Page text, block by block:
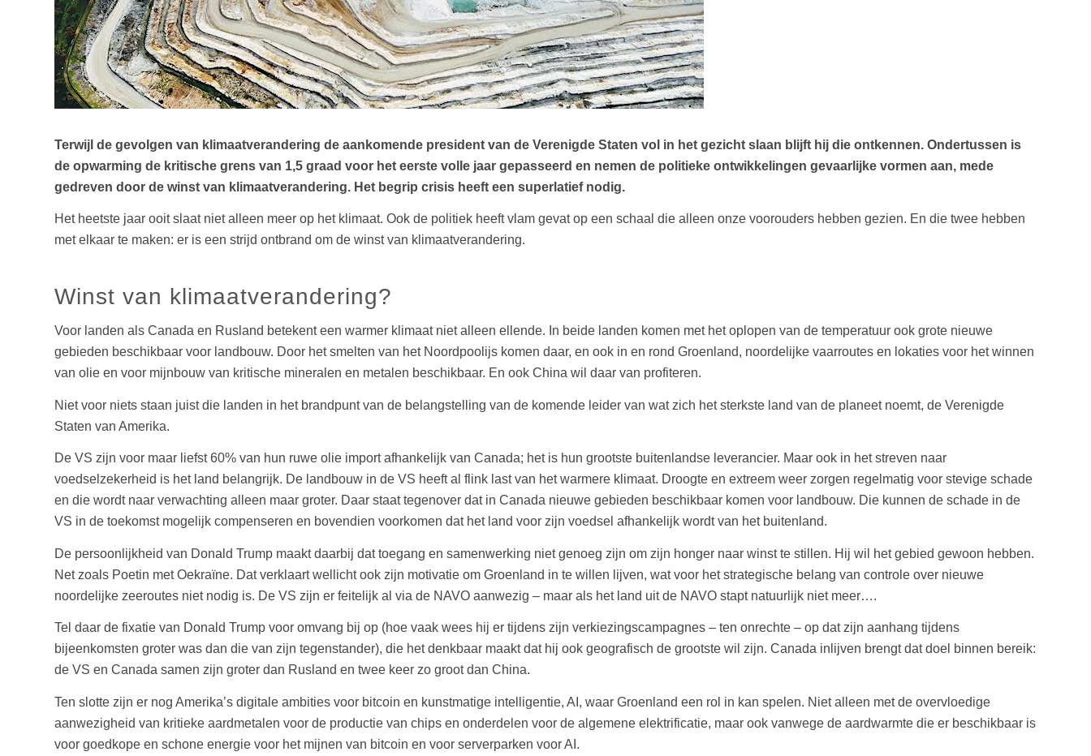
Terwijl de gevolgen van klimaatverandering de aankomende president van de Verenigde Staten vol in het gezicht slaan blijft hij die ontkennen. Ondertussen is
de opwarming de kritische grens van 1,5 graad voor het eerste volle jaar gepasseerd en nemen de politieke ontwikkelingen gevaarlijke vormen aan, mede
gedreven door de winst van klimaatverandering. Het begrip crisis heeft een superlatief nodig.
Het heetste jaar ooit slaat niet alleen meer op het klimaat. Ook de politiek heeft vlam gevat op een schaal die alleen onze voorouders hebben gezien. En die twee hebben
met elkaar te maken: er is een strijd ontbrand om de winst van klimaatverandering.
Winst van klimaatverandering?
Voor landen als Canada en Rusland betekent een warmer klimaat niet alleen ellende. In beide landen komen met het oplopen van de temperatuur ook grote nieuwe
gebieden beschikbaar voor landbouw. Door het smelten van het Noordpoolijs komen daar, en ook in en rond Groenland, noordelijke vaarroutes en lokaties voor het winnen
van olie en voor mijnbouw van kritische mineralen en metalen beschikbaar. En ook China wil daar van profiteren.
Niet voor niets staan juist die landen in het brandpunt van de belangstelling van de komende leider van wat zich het sterkste land van de planeet noemt, de Verenigde
Staten van Amerika.
De VS zijn voor maar liefst 60% van hun ruwe olie import afhankelijk van Canada; het is hun grootste buitenlandse leverancier. Maar ook in het streven naar
voedselzekerheid is het land belangrijk. De landbouw in de VS heeft al flink last van het warmere klimaat. Droogte en extreem weer zorgen regelmatig voor stevige schade
en die wordt naar verwachting alleen maar groter. Daar staat tegenover dat in Canada nieuwe gebieden beschikbaar komen voor landbouw. Die kunnen de schade in de
VS in de toekomst mogelijk compenseren en bovendien voorkomen dat het land voor zijn voedsel afhankelijk wordt van het buitenland.
De persoonlijkheid van Donald Trump maakt daarbij dat toegang en samenwerking niet genoeg zijn om zijn honger naar winst te stillen. Hij wil het gebied gewoon hebben.
Net zoals Poetin met Oekraïne. Dat verklaart wellicht ook zijn motivatie om Groenland in te willen lijven, wat voor het strategische belang van controle over nieuwe
noordelijke zeeroutes niet nodig is. De VS zijn er feitelijk al via de NAVO aanwezig – maar als het land uit de NAVO stapt natuurlijk niet meer….
Tel daar de fixatie van Donald Trump voor omvang bij op (hoe vaak wees hij er tijdens zijn verkiezingscampagnes – ten onrechte – op dat zijn aanhang tijdens
bijeenkomsten groter was dan die van zijn tegenstander), die het denkbaar maakt dat hij ook geografisch de grootste wil zijn. Canada inlijven brengt dat doel binnen bereik:
de VS en Canada samen zijn groter dan Rusland en twee keer zo groot dan China.
Ten slotte zijn er nog Amerika’s digitale ambities voor bitcoin en kunstmatige intelligentie, AI, waar Groenland een rol in kan spelen. Niet alleen met de overvloedige
aanwezigheid van kritieke aardmetalen voor de productie van chips en onderdelen voor de algemene elektrificatie, maar ook vanwege de aardwarmte die er beschikbaar is
voor goedkope en schone energie voor het mijnen van bitcoin en voor serverparken voor AI.